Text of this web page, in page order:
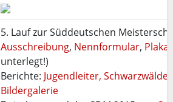
5. Lauf zur Süddeutschen
Ausschreibung, Nennformular, Plakat
unterlegt!)
Berichte: Jugendleiter,
Bildergalerie